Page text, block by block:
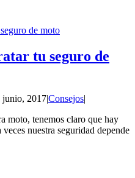
de moto
tu seguro de
junio, 2017|Consejos|
moto, tenemos claro que hay
nuestra seguridad depende